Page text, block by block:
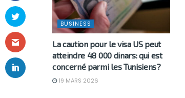
BUSINESS
La caution pour le visa US peut
atteindre 48 000 dinars: qui est
concerné parmi les Tunisiens?
19 MARS 2026